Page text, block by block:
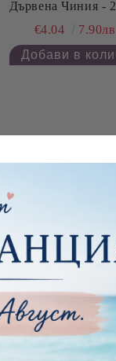
Дървена Чиния -
€4.04